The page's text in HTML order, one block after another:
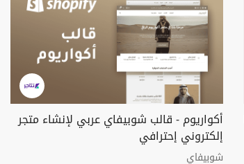
أكواريوم - قالب شوبيفاي عربي لإنشاء متجر
إلكتروني إحترافي
شوبيفاي